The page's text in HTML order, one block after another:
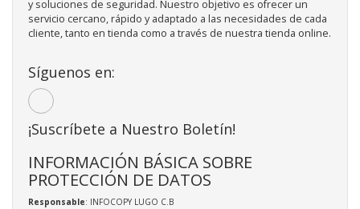
y soluciones de seguridad. Nuestro objetivo es ofrecer un
servicio cercano, rápido y adaptado a las necesidades de cada
cliente, tanto en tienda como a través de nuestra tienda online.
Síguenos en:
¡Suscríbete a Nuestro Boletín!
INFORMACIÓN BÁSICA SOBRE
PROTECCIÓN DE DATOS
Responsable: INFOCOPY LUGO C.B